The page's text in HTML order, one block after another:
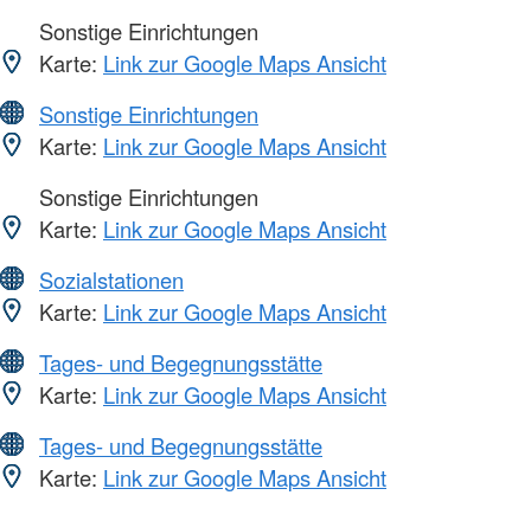
Sonstige Einrichtungen
Karte: Link zur Google Maps Ansicht
Sonstige Einrichtungen
Karte: Link zur Google Maps Ansicht
Sonstige Einrichtungen
Karte: Link zur Google Maps Ansicht
Sozialstationen
Karte: Link zur Google Maps Ansicht
Tages- und Begegnungsstätte
Karte: Link zur Google Maps Ansicht
Tages- und Begegnungsstätte
Karte: Link zur Google Maps Ansicht